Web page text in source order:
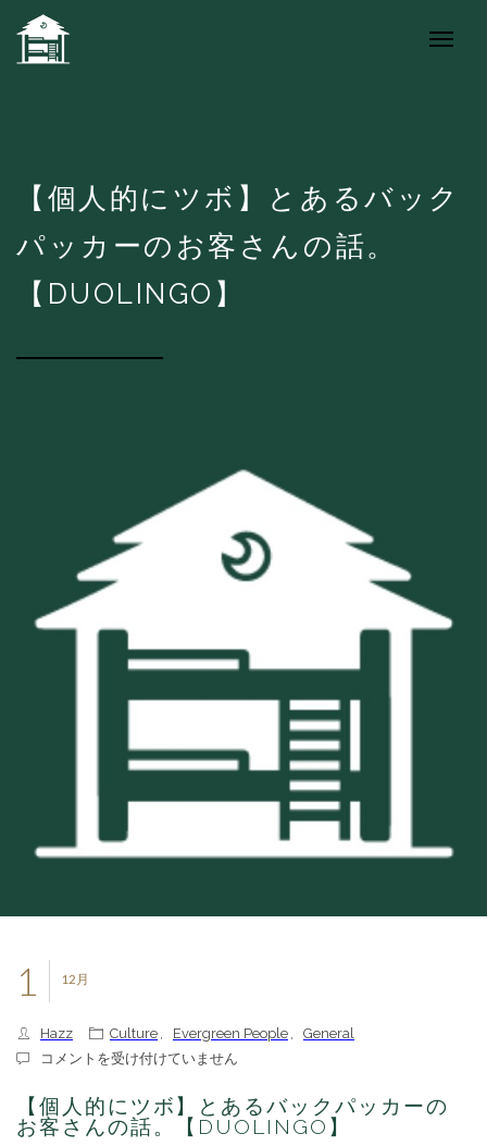
【個人的にツボ】とあるバック
パッカーのお客さんの話。
【DUOLINGO】
12月
1
Hazz Culture , Evergreen People ,
General
【個
的
に
ツ
コメントを受け付けていません
【個人的にツボ】とあるバックパッカーの
お客さんの話。【DUOLINGO】